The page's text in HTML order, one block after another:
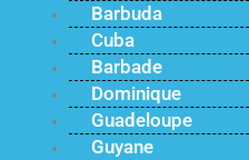
Barbuda
Cuba
Barbade
Dominique
Guadeloupe
Guyane